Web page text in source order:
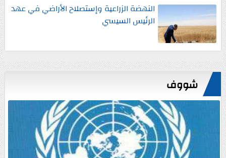
النهضة الزراعية وإستصلاح الأراضي في عهد
الرئيس السيسي
شووف